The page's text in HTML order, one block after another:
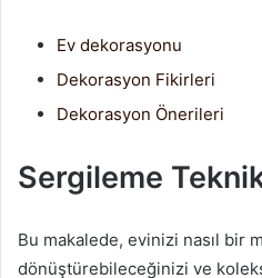
Ev dekorasyonu
Dekorasyon Fikirleri
Dekorasyon Önerileri
Sergileme
Bu makalede, evinizi nasıl bir
dönüştürebileceğinizi ve